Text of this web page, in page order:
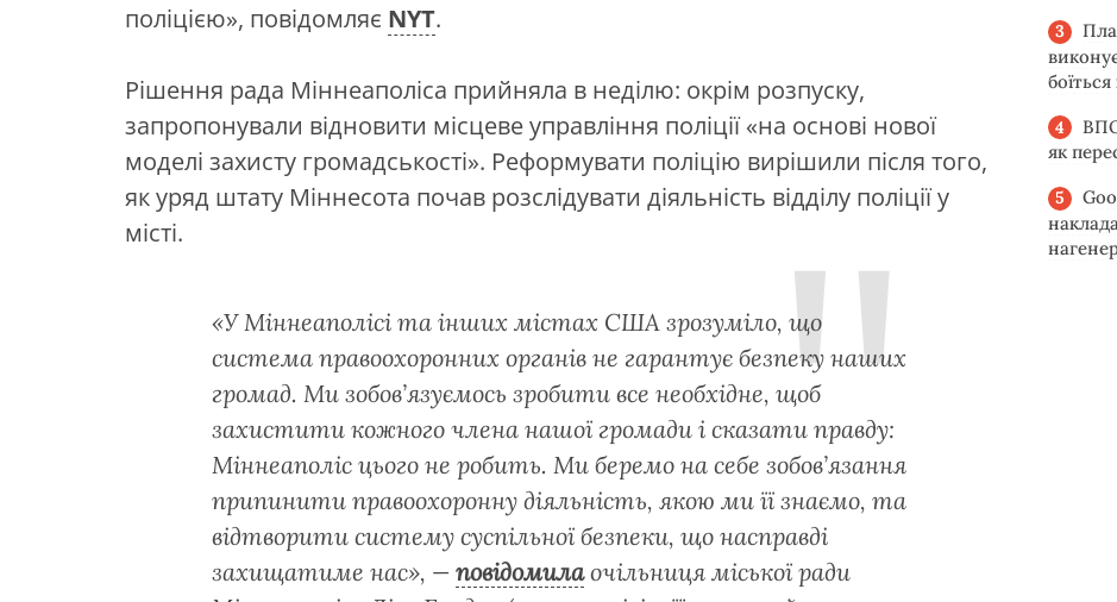
поліцією», повідомляє NYT.
Рішення рада Міннеаполіса прийняла в неділю: окрім розпуску,
запропонували відновити місцеве управління поліції «на основі нової
моделі захисту громадськості». Реформувати поліцію вирішили після того,
як уряд штату Міннесота почав розслідувати діяльність відділу поліції у
місті.
«У Міннеаполісі та інших містах США зрозуміло, що
система правоохоронних органів не гарантує безпеку наших
громад. Ми зобов’язуємось зробити все необхідне, щоб
захистити кожного члена нашої громади і сказати правду:
Міннеаполіс цього не робить. Ми беремо на себе зобов’язання
припинити правоохоронну діяльність, якою ми її знаємо, та
відтворити систему суспільної безпеки, що насправді
захищатиме нас», — повідомилаочільниця міської ради
як